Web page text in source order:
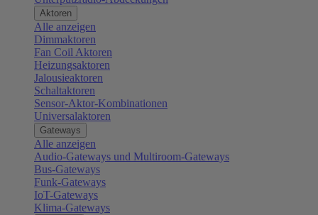
Aktoren
Alle anzeigen
Dimmaktoren
Fan Coil Aktoren
Heizungsaktoren
Jalousieaktoren
Schaltaktoren
Sensor-Aktor-Kombinationen
Universalaktoren
Gateways
Alle anzeigen
Audio-Gateways und Multiroom-Gateways
Bus-Gateways
Funk-Gateways
IoT-Gateways
Klima-Gateways